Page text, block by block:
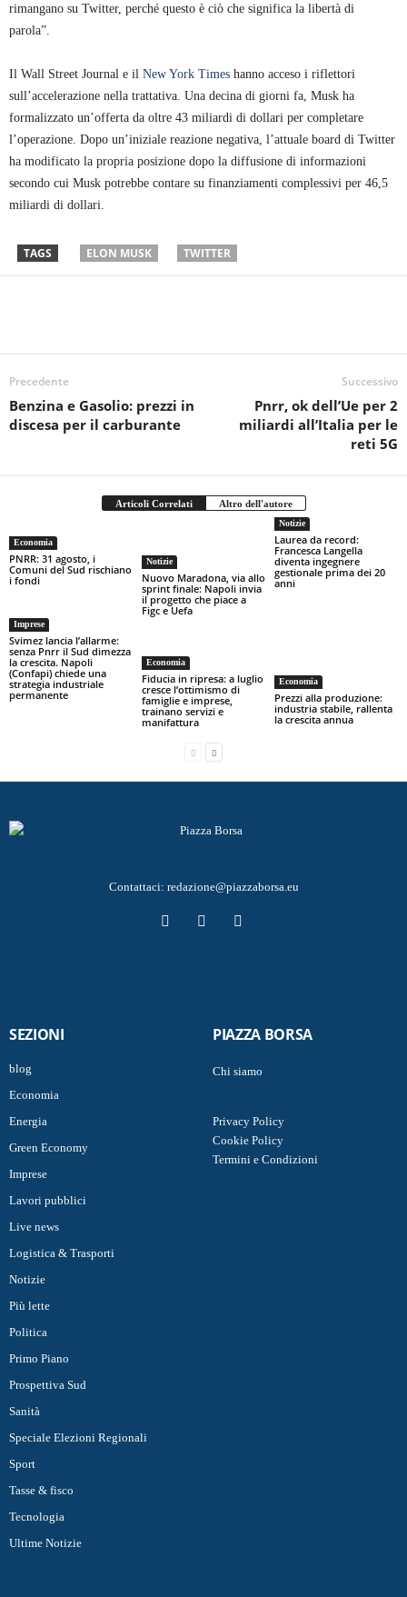
rimangano su Twitter, perché questo è ciò che significa la libertà di
parola”.
Il Wall Street Journal e il New York Times hanno acceso i riflettori
sull’accelerazione nella trattativa. Una decina di giorni fa, Musk ha
formalizzato un’offerta da oltre 43 miliardi di dollari per completare
l’operazione. Dopo un’iniziale reazione negativa, l’attuale board di Twitter
ha modificato la propria posizione dopo la diffusione di informazioni
secondo cui Musk potrebbe contare su finanziamenti complessivi per 46,5
miliardi di dollari.
TAGS ELON MUSK TWITTER
Precedente
Benzina e Gasolio: prezzi in
discesa per il carburante
Successivo
Pnrr, ok dell’Ue per 2
miliardi all’Italia per le
reti 5G
Articoli Correlati Altro dell'autore
Economia
PNRR: 31 agosto, i
Comuni del Sud rischiano
i fondi
Notizie
Nuovo Maradona, via allo
sprint finale: Napoli invia
il progetto che piace a
Figc e Uefa
Notizie
Laurea da record:
Francesca Langella
diventa ingegnere
gestionale prima dei 20
anni
Imprese
Svimez lancia l’allarme:
senza Pnrr il Sud dimezza
la crescita. Napoli
(Confapi) chiede una
strategia industriale
permanente
Economia
Fiducia in ripresa: a luglio
cresce l’ottimismo di
famiglie e imprese,
trainano servizi e
manifattura
Economia
Prezzi alla produzione:
industria stabile, rallenta
la crescita annua
Contattaci: redazione@piazzaborsa.eu
SEZIONI
blog
Economia
Energia
Green Economy
Imprese
Lavori pubblici
Live news
Logistica & Trasporti
Notizie
Più lette
Politica
Primo Piano
Prospettiva Sud
Sanità
Speciale Elezioni Regionali
Sport
Tasse & fisco
Tecnologia
Ultime Notizie
PIAZZA BORSA
Chi siamo
Privacy Policy
Cookie Policy
Termini e Condizioni